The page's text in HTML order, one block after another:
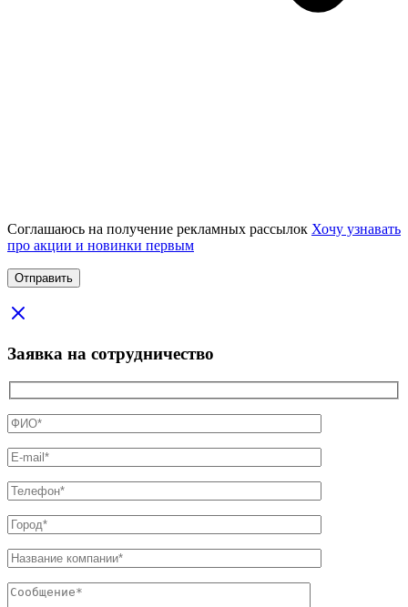
Соглашаюсь на получение рекламных рассылок Хочу узнавать
про акции и новинки первым
Заявка на сотрудничество